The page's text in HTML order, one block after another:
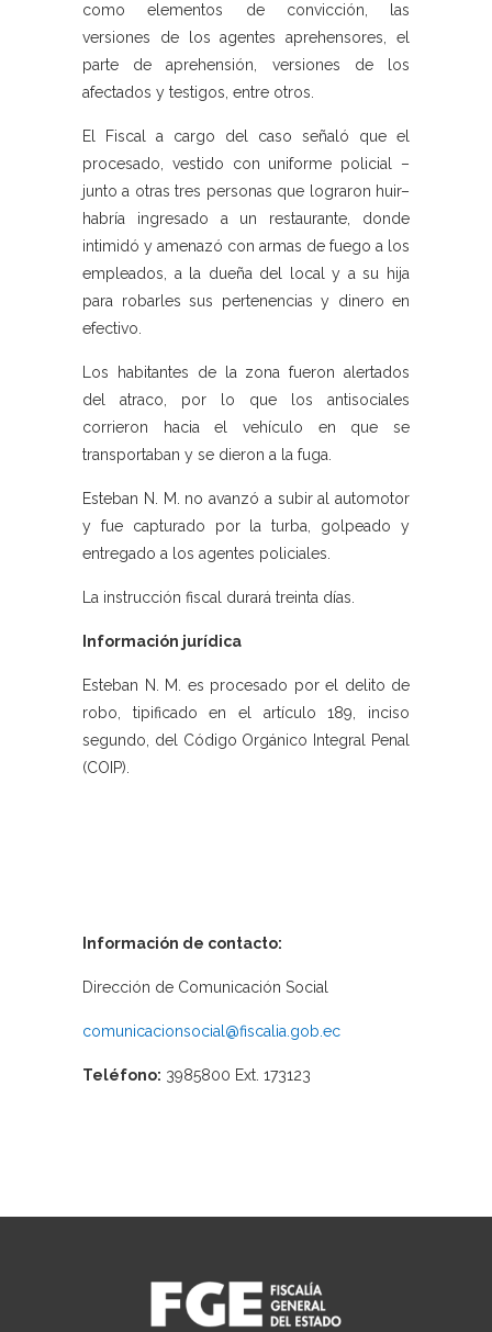
como elementos de convicción, las
versiones de los agentes aprehensores, el
parte de aprehensión, versiones de los
afectados y testigos, entre otros.
El Fiscal a cargo del caso señaló que el
procesado, vestido con uniforme policial –
junto a otras tres personas que lograron huir–
habría ingresado a un restaurante, donde
intimidó y amenazó con armas de fuego a los
empleados, a la dueña del local y a su hija
para robarles sus pertenencias y dinero en
efectivo.
Los habitantes de la zona fueron alertados
del atraco, por lo que los antisociales
corrieron hacia el vehículo en que se
transportaban y se dieron a la fuga.
Esteban N. M. no avanzó a subir al automotor
y fue capturado por la turba, golpeado y
entregado a los agentes policiales.
La instrucción fiscal durará treinta días.
Información jurídica
Esteban N. M. es procesado por el delito de
robo, tipificado en el artículo 189, inciso
segundo, del Código Orgánico Integral Penal
(COIP).
Información de contacto:
Dirección de Comunicación Social
comunicacionsocial@fiscalia.gob.ec
Teléfono: 3985800 Ext. 173123